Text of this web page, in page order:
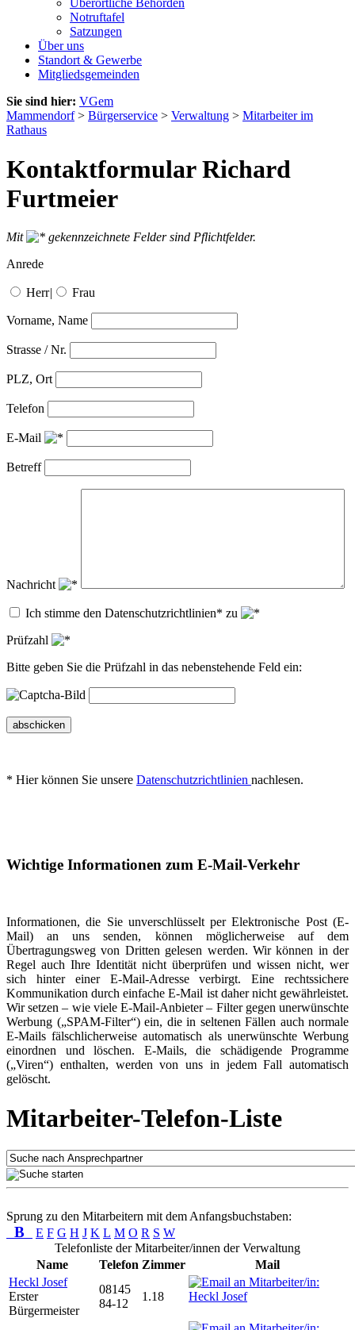
Überörtliche Behörden
Notruftafel
Satzungen
Über uns
Standort & Gewerbe
Mitgliedsgemeinden
Sie sind hier: VGem
Mammendorf> Bürgerservice > Verwaltung > Mitarbeiter im
Rathaus
Kontaktformular Richard
Furtmeier
Mit
gekennzeichnete Felder sind Pflichtfelder.
Anrede
Herr| Frau
Vorname, Name
Strasse / Nr.
PLZ, Ort
Telefon
E-Mail
Betreff
Nachricht
Ich stimme den Datenschutzrichtlinien* zu
Prüfzahl
Bitte geben Sie die Prüfzahl in das nebenstehende Feld ein:
abschicken
* Hier können Sie unsere Datenschutzrichtlinien nachlesen.
Wichtige Informationen zum E-Mail-Verkehr
Informationen, die Sie unverschlüsselt per Elektronische Post (E-
Mail) an uns senden, können möglicherweise auf dem
Übertragungsweg von Dritten gelesen werden. Wir können in der
Regel auch Ihre Identität nicht überprüfen und wissen nicht, wer
sich hinter einer E-Mail-Adresse verbirgt. Eine rechtssichere
Kommunikation durch einfache E-Mail ist daher nicht gewährleistet.
Wir setzen – wie viele E-Mail-Anbieter – Filter gegen unerwünschte
Werbung („SPAM-Filter“) ein, die in seltenen Fällen auch normale
E-Mails fälschlicherweise automatisch als unerwünschte Werbung
einordnen und löschen. E-Mails, die schädigende Programme
(„Viren“) enthalten, werden von uns in jedem Fall automatisch
gelöscht.
Mitarbeiter-Telefon-Liste
Sprung zu den Mitarbeitern mit dem Anfangsbuchstaben:
B E F G H J K L M O R S W
Telefonliste der Mitarbeiter/innen der Verwaltung
Name
Telefon Zimmer
Mail
Heckl Josef
Erster
Bürgermeister
08145
84-12
1.18